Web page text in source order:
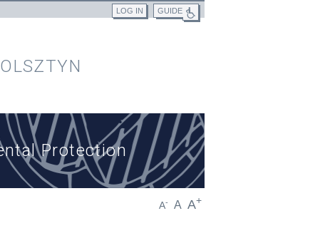
GUIDE
LOG IN
Protection
A- A A+